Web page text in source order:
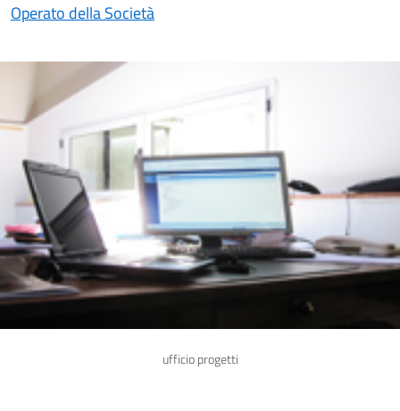
Operato della Società
ufficio progetti